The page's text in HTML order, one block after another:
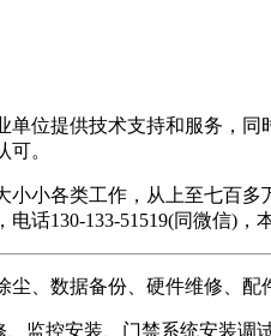
单位提供技术支持和服务，
。
小小各类工作，从上至七百
话130-133-51519(同微信)，
、数据备份、硬件维修、配
监控安装、门禁系统安装调